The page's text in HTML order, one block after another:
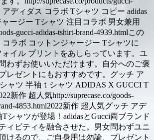
アディダス コラボ Tシャツ コピー adidas
ージー Tシャツ 注目コラボ 男女兼用
gucci-adidas-tshirt-brand-4939.htmlこの
ラボ コットンジャージー Tシャツに
イル プリントをあしらっています。ユ
わずお使いいただけます。自分へのご褒
レゼントにもおすすめです。グッチ ア
ャツ 半袖ｔシャツ ADIDAS X GUCCI T
新作 超人気http://suprecase.co/goods-
4853.html2022新作 超人気グッチ アデ
シャツが登場！adidasとGucci両ブランド
ィビティを融合させた。男女問わずユニ
けるので、ご自身用は勿論、プレゼント